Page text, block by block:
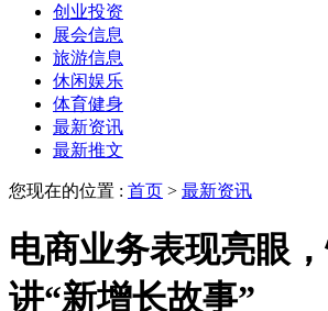
创业投资
展会信息
旅游信息
休闲娱乐
体育健身
最新资讯
最新推文
您现在的位置 : 首页 > 最新资讯
电商业务表现亮眼
讲“新增长故事”